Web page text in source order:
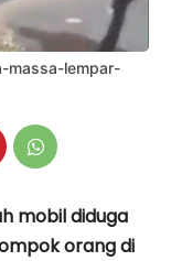
massa-lempar-
mobil diduga
orang di